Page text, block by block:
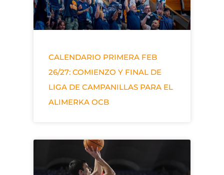
CALENDARIO PRIMERA FEB
26/27: COMIENZO Y FINAL DE
LIGA DE CAMPANILLAS PARA EL
ALIMERKA OCB